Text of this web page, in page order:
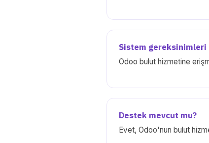
Sistem gereksinimleri
Odoo bulut hizmetine
Destek mevcut mu?
Evet, Odoo'nun bulut